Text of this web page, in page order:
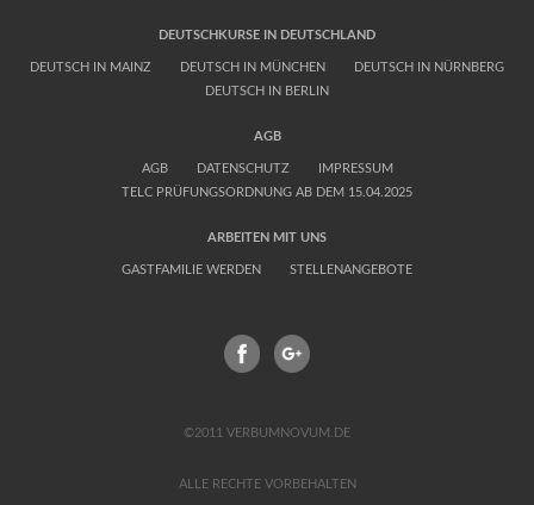
DEUTSCHKURSE IN DEUTSCHLAND
DEUTSCH IN MAINZ DEUTSCH IN MÜNCHEN
DEUTSCH IN NÜRNBERG
DEUTSCH IN BERLIN
AGB
AGB DATENSCHUTZ
IMPRESSUM
TELC PRÜFUNGSORDNUNG AB DEM 15.04.2025
ARBEITEN MIT UNS
GASTFAMILIE WERDEN STELLENANGEBOTE
FACEBOOKGPLUS
©2011 VERBUMNOVUM.DE
ALLE RECHTE VORBEHALTEN